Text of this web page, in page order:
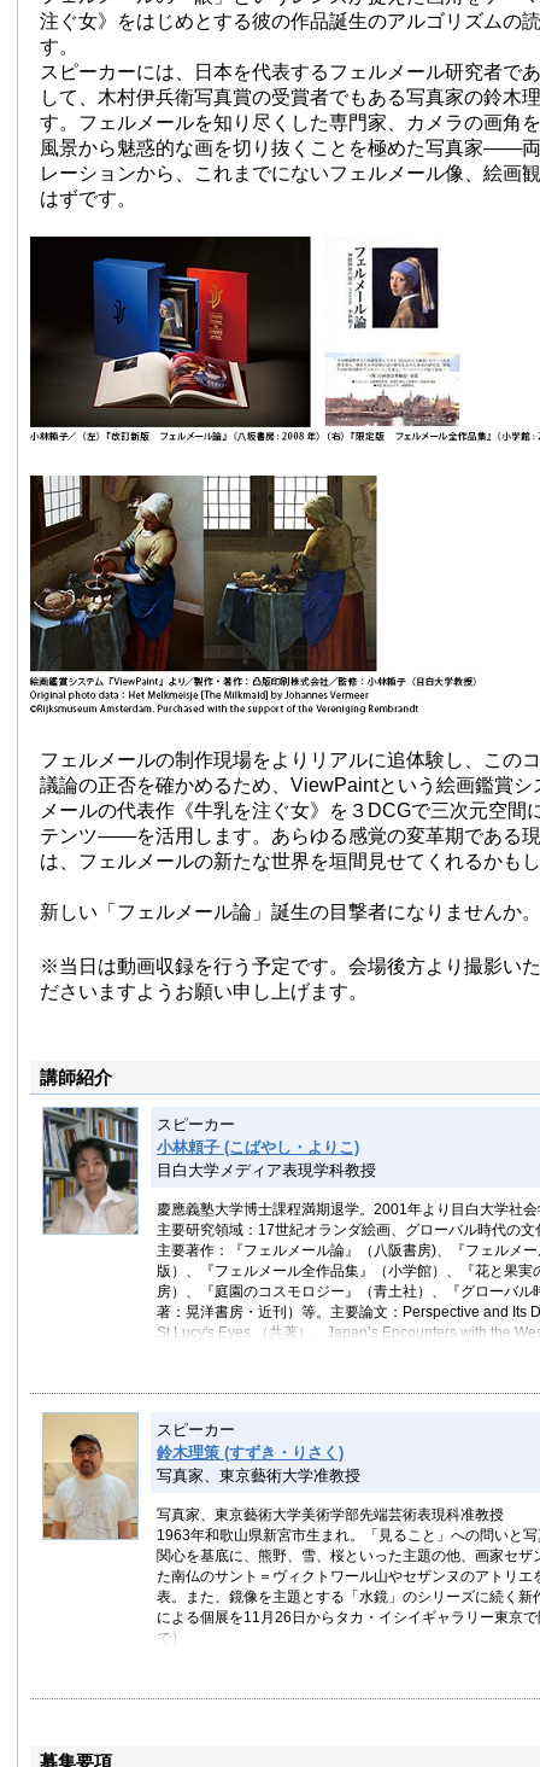
注ぐ女》をはじめとする彼の作品誕生のアルゴリズムの
す。
スピーカーには、日本を代表するフェルメール研究者で
して、木村伊兵衛写真賞の受賞者でもある写真家の鈴木
す。フェルメールを知り尽くした専門家、カメラの画角
風景から魅惑的な画を切り抜くことを極めた写真家——
レーションから、これまでにないフェルメール像、絵画
はずです。
フェルメールの制作現場をよりリアルに追体験し、この
議論の正否を確かめるため、ViewPaintという絵画鑑賞
メールの代表作《牛乳を注ぐ女》を３DCGで三次元空間
テンツ——を活用します。あらゆる感覚の変革期である
は、フェルメールの新たな世界を垣間見せてくれるかも
新しい「フェルメール論」誕生の目撃者になりませんか。
※当日は動画収録を行う予定です。会場後方より撮影い
ださいますようお願い申し上げます。
講師紹介
スピーカー
小林頼子 (こばやし・よりこ)
目白大学メディア表現学科教授
慶應義塾大学博士課程満期退学。2001年より目白大学社
主要研究領域：17世紀オランダ絵画、グローバル時代の文
主要著作：『フェルメール論』（八阪書房)、『フェルメ
版）、『フェルメール全作品集』（小学館）、『花と果実
房）、『庭園のコスモロジー』（青土社）、『グローバル
著：晃洋書房・近刊）等。主要論文：Perspective and Its
St.Lucy's Eyes （共著）、Japan’s Encounters with the
スピーカー
鈴木理策 (すずき・りさく)
写真家、東京藝術大学准教授
写真家、東京藝術大学美術学部先端芸術表現科准教授
1963年和歌山県新宮市生まれ。「見ること」への問いと
関心を基底に、熊野、雪、桜といった主題の他、画家セザ
た南仏のサント＝ヴィクトワール山やセザンヌのアトリエ
表。また、鏡像を主題とする「水鏡」のシリーズに続く新
による個展を11月26日からタカ・イシイギャラリー東京
で）
募集要項